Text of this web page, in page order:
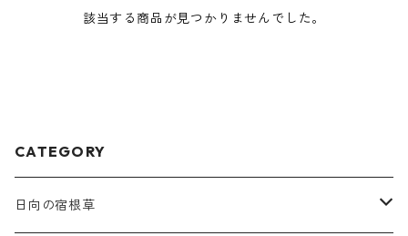
該当する商品が見つかりませんでした。
CATEGORY
日向の宿根草